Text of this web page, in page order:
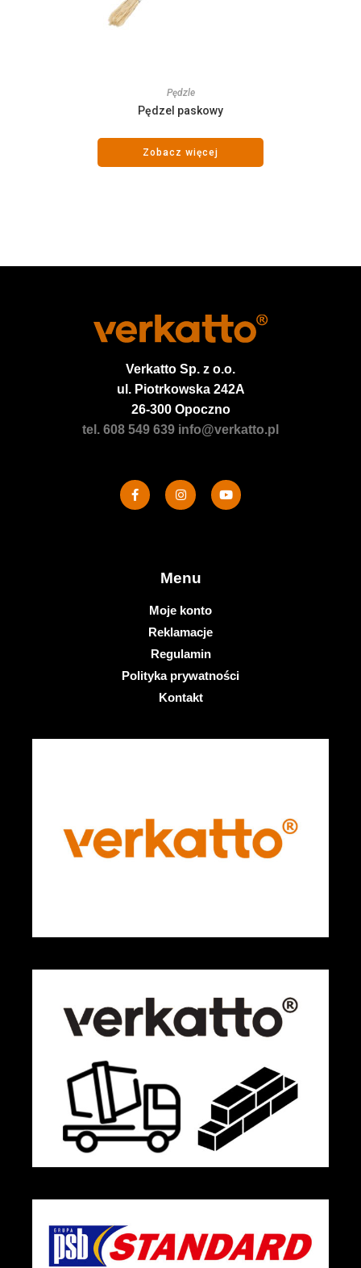
Pędzle
Pędzel paskowy
Zobacz więcej
Verkatto Sp. z o.o.
ul. Piotrkowska 242A
26-300 Opoczno
tel. 608 549 639 info@verkatto.pl
Menu
Moje konto
Reklamacje
Regulamin
Polityka prywatności
Kontakt